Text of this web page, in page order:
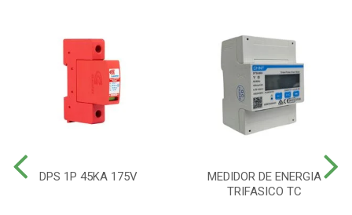
DPS 1P 45KA 175V
MEDIDOR DE ENERGIA
TRIFASICO TC